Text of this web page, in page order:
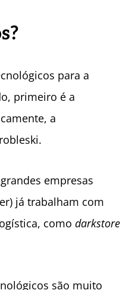
para a
primeiro é a
a
empresas
já trabalham com
como darkstore
são muito